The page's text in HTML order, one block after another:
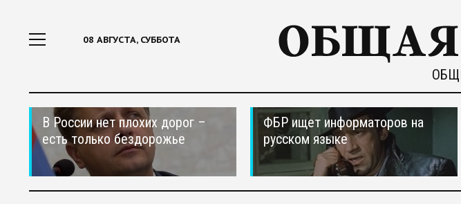
08 АВГУСТА, СУББОТА
В России нет плохих дорог –
есть только бездорожье
ФБР ищет информаторов на
русском языке